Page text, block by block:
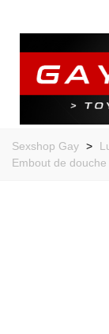
Sexshop Gay >
Embout de douche